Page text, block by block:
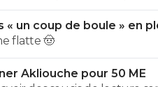
« un coup de boule » en
flatte 🤠
Akliouche pour 50 ME